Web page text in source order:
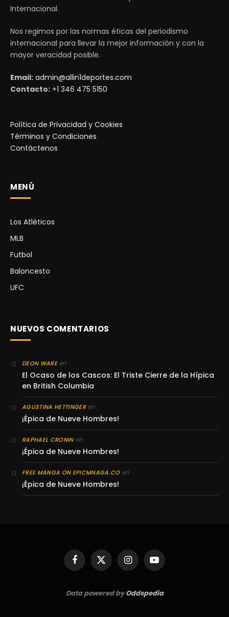
Internacional.
Nos regimos por las normas éticas del periodismo
internacional para llevar la mejor información y con la
mayor veracidad posible.
Email: admin@allin1deportes.com
Contacto: +1 346 475 5150
Política de Privacidad y Cookies
Términos y Condiciones
Contáctenos
MENÚ
Los Atléticos
MLB
Futbol
Baloncesto
UFC
NUEVOS COMENTARIOS
DEON WAREen
El Ocaso de los Cascos: El Triste Cierre de la Hípica
en British Columbia
AGUSTINA HETTINGERen
¡Épica de Nueve Hombres!
RAPHAEL CRONINen
¡Épica de Nueve Hombres!
FREE MANGA ON EPICMNAGA.COen
¡Épica de Nueve Hombres!
Facebook
X
(Twitter)
InstagramYouTube
Data powered byOddspedia